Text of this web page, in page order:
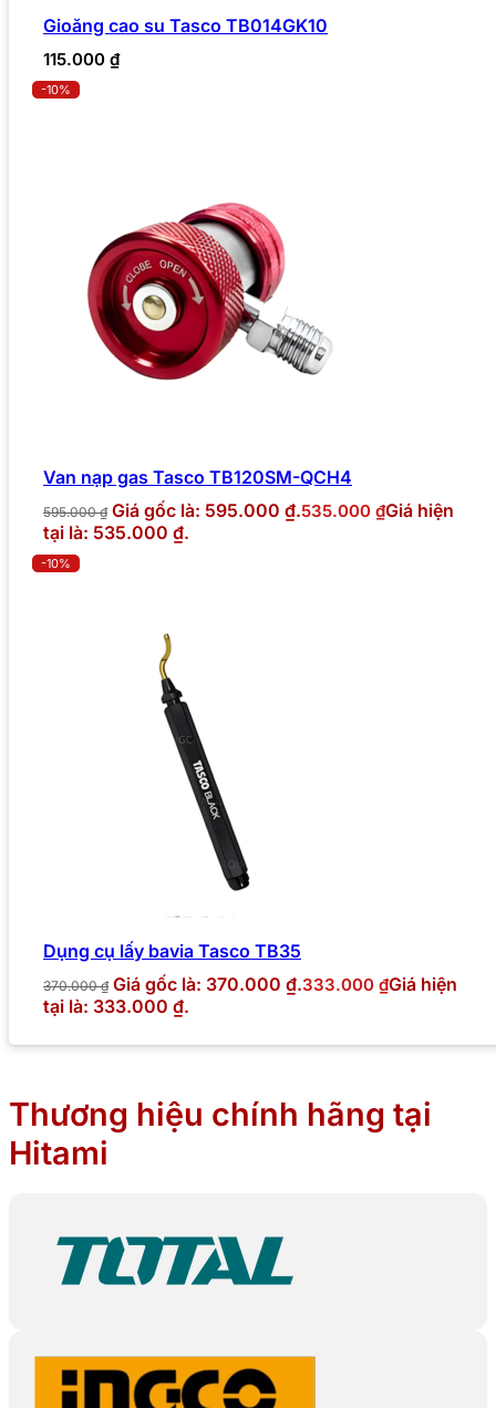
Gioăng cao su Tasco TB014GK10
115.000 ₫
-10%
Van nạp gas Tasco TB120SM-QCH4
595.000₫ Giá gốc là: 595.000 ₫.535.000 ₫Giá hiện
tại là: 535.000 ₫.
-10%
Dụng cụ lấy bavia Tasco TB35
370.000₫ Giá gốc là: 370.000 ₫.333.000 ₫Giá hiện
tại là: 333.000 ₫.
Thương hiệu chính hãng tại
Hitami